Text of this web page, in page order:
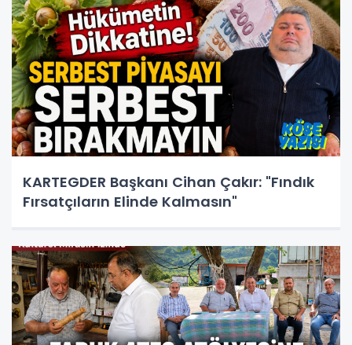
KARTEGDER Başkanı Cihan Çakır: "Fındık
Fırsatçıların Elinde Kalmasın"